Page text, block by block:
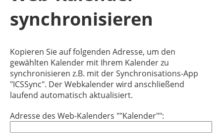
synchronisieren
Kopieren Sie auf folgenden Adresse, um den
gewählten Kalender mit Ihrem Kalender zu
synchronisieren z.B. mit der Synchronisations-App
"ICSSync". Der Webkalender wird anschließend
laufend automatisch aktualisiert.
Adresse des Web-Kalenders ""Kalender"":